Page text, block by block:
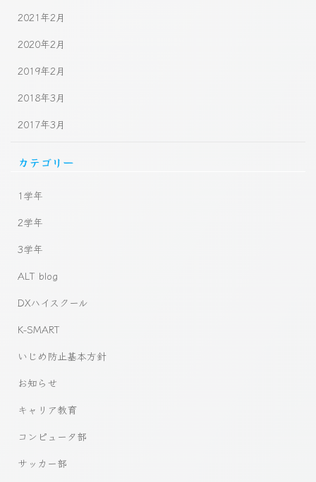
2021年2月
2020年2月
2019年2月
2018年3月
2017年3月
カテゴリー
1学年
2学年
3学年
ALT blog
DXハイスクール
K-SMART
いじめ防止基本方針
お知らせ
キャリア教育
コンピュータ部
サッカー部